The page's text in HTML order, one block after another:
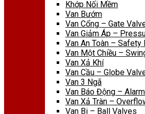
Khớp Nối Mềm
Van Bướm
Van Cổng – Gate
Van Giảm Áp –
Van An Toàn –
Van Một Chiều –
Van Xả Khí
Van Cầu – Globe
Van 3 Ngã
Van Báo Động –
Van Xả Tràn –
Van Bi – Ball Valves